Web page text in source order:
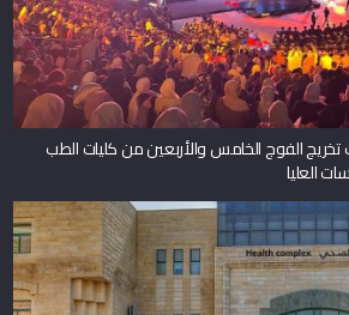
الفوج الخامس والأربعين من كليات الطب
العليا